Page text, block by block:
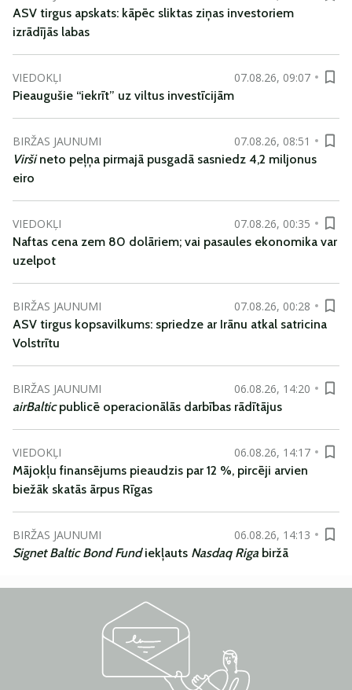
ASV tirgus apskats: kāpēc sliktas ziņas investoriem
izrādījās labas
VIEDOKĻI
07.08.26, 09:07
Pieaugušie “iekrīt” uz viltus investīcijām
BIRŽAS JAUNUMI
07.08.26, 08:51
Viršineto peļņa pirmajā pusgadā sasniedz 4,2 miljonus
eiro
VIEDOKĻI
07.08.26, 00:35
Naftas cena zem 80 dolāriem; vai pasaules ekonomika var
uzelpot
BIRŽAS JAUNUMI
07.08.26, 00:28
ASV tirgus kopsavilkums: spriedze ar Irānu atkal satricina
Volstrītu
BIRŽAS JAUNUMI
06.08.26, 14:20
airBalticpublicē operacionālās darbības rādītājus
VIEDOKĻI
06.08.26, 14:17
Mājokļu finansējums pieaudzis par 12 %, pircēji arvien
biežāk skatās ārpus Rīgas
BIRŽAS JAUNUMI
06.08.26, 14:13
Signet Baltic Bond Fundiekļauts Nasdaq Riga biržā